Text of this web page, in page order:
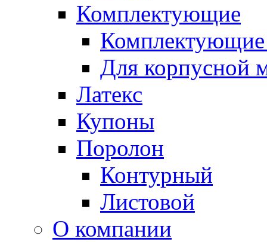
Комплектующие
Комплектующие
Для корпусной
Латекс
Купоны
Поролон
Контурный
Листовой
О компании